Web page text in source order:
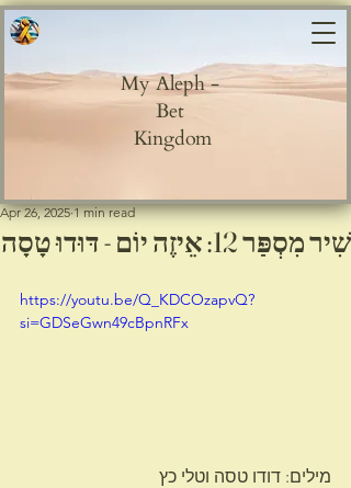
My Aleph -
Bet
Kingdom
שִׁיר מִסְפַּר 12: אֵיזֶה יוֹם - דּוּדוּ טָסָה
Apr 26, 2025 1 min read
https://youtu.be/Q_KDCOzapvQ?
si=GDSeGwn49cBpnRFx
מילים: דודו טסה וטלי כץ